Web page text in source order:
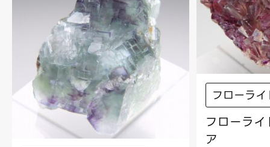
フローラ
フローラ
ア